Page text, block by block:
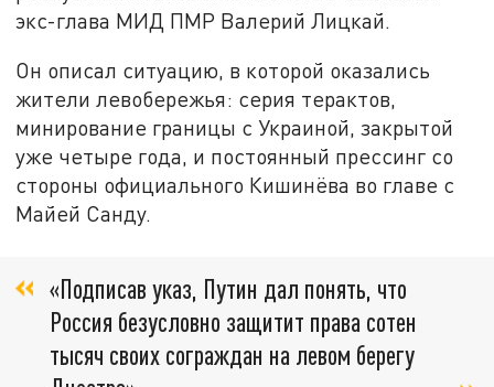
экс-глава МИД ПМР Валерий Лицкай.
Он описал ситуацию, в которой оказались
жители левобережья: серия терактов,
минирование границы с Украиной, закрытой
уже четыре года, и постоянный прессинг со
стороны официального Кишинёва во главе с
Майей Санду.
«Подписав указ, Путин дал понять, что
Россия безусловно защитит права сотен
тысяч своих сограждан на левом берегу